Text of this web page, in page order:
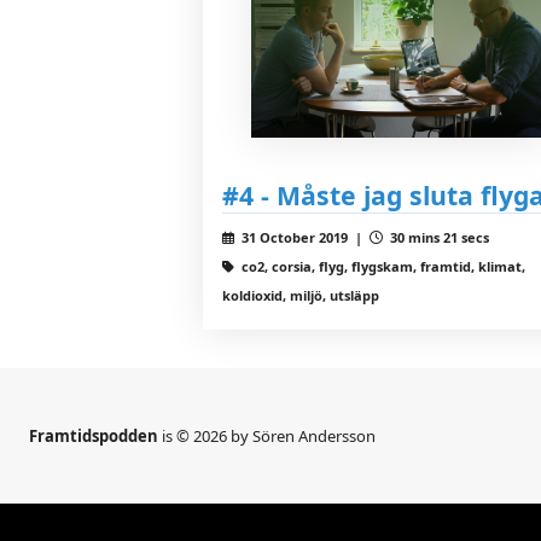
#4 - Måste jag sluta
31 October 2019 |
30 mins 21 secs
co2, corsia, flyg, flygskam, framtid, klimat,
koldioxid, miljö, utsläpp
Framtidspodden is © 2026 by Sören Andersson